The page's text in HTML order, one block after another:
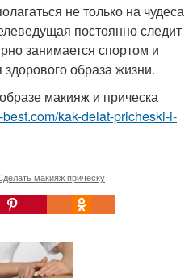
не только на чудеса
постоянно следит
занимается спортом и
образа жизни.
макияж и прическа
kak-delat-pricheski-i-
макияж прическу